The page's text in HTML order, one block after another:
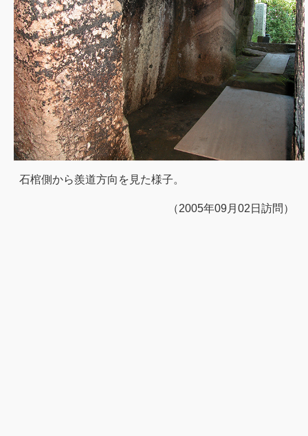
石棺側から羨道方向を見た様子。
（2005年09月02日訪問）